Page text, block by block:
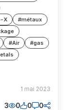
X
#métaux
#Air
#gas
1 mai 2023
3 0 0 0